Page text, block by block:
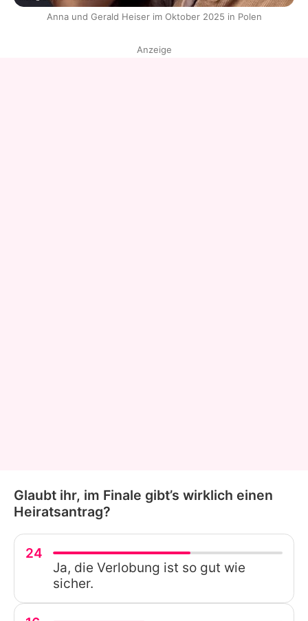
Anna und Gerald Heiser im Oktober 2025 in Polen
Anzeige
Glaubt ihr, im Finale gibt’s wirklich einen
Heiratsantrag?
24
Ja, die Verlobung ist so gut wie
sicher.